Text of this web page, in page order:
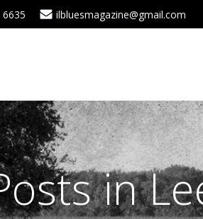
ilbluesmagazine@gmail.com
in